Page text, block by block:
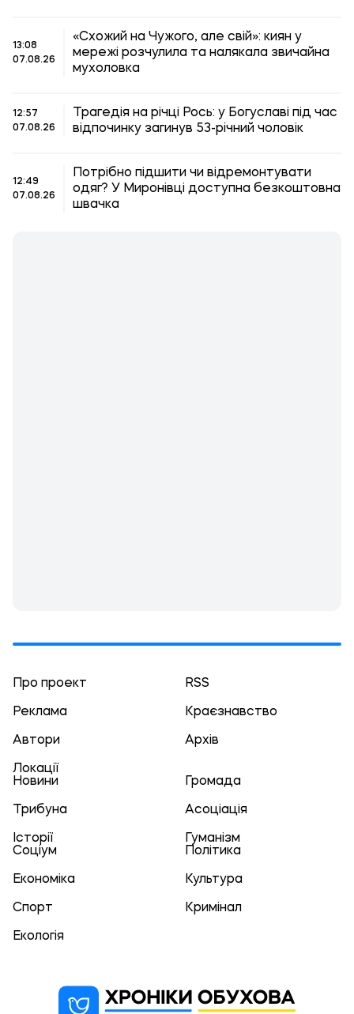
13:08
07.08.26
«Схожий на Чужого, але свій»: киян у
мережі розчулила та налякала звичайна
мухоловка
12:57
07.08.26
Трагедія на річці Рось: у Богуславі під час
відпочинку загинув 53-річний чоловік
12:49
07.08.26
Потрібно підшити чи відремонтувати
одяг? У Миронівці доступна безкоштовна
швачка
Про проект RSS
Реклама Краєзнавство
Автори Архів
Локації
Новини
Громада
Трибуна Асоціація
Історії
Гуманізм
Соціум
Політика
Економіка Культура
Спорт Кримінал
Екологія